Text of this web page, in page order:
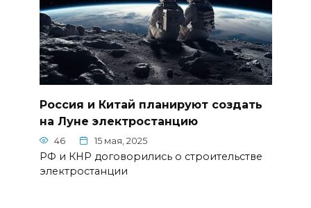
Россия и Китай планируют создать
на Луне электростанцию
46 15 мая, 2025
РФ и КНР договорились о строительстве
электростанции